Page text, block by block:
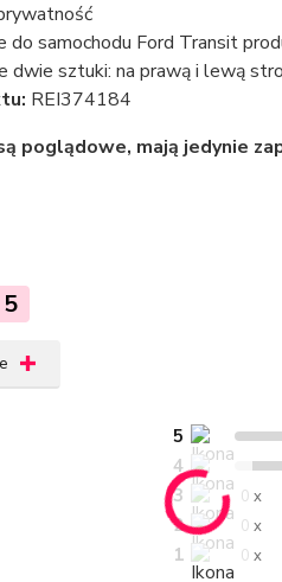
do samochodu Ford Transit
dwie sztuki: na prawą i lewą
REI374184
poglądowe, mają jedynie
5
5
4
3 0 x
2 0 x
1 0 x